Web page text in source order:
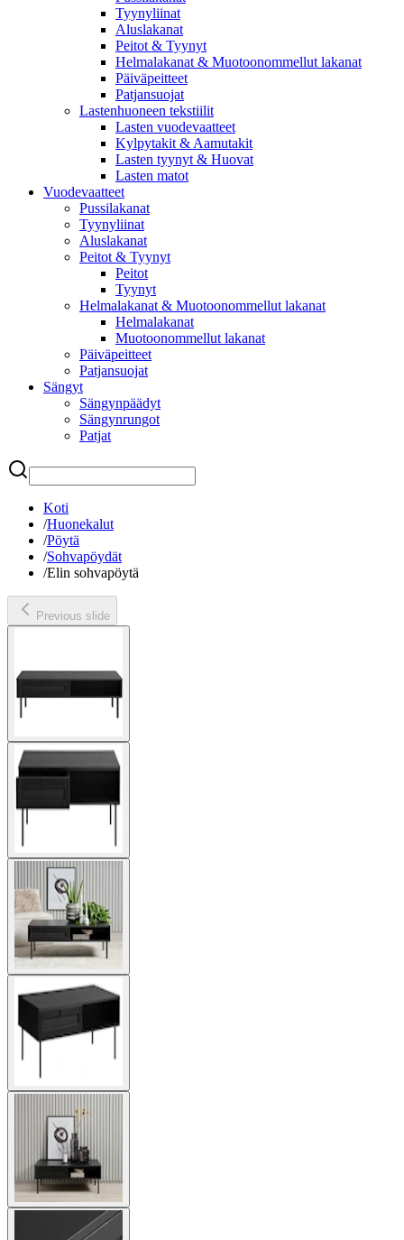
Tyynyliinat
Aluslakanat
Peitot & Tyynyt
Helmalakanat & Muotoonommellut lakanat
Päiväpeitteet
Patjansuojat
Lastenhuoneen tekstiilit
Lasten vuodevaatteet
Kylpytakit & Aamutakit
Lasten tyynyt & Huovat
Lasten matot
Vuodevaatteet
Pussilakanat
Tyynyliinat
Aluslakanat
Peitot & Tyynyt
Peitot
Tyynyt
Helmalakanat & Muotoonommellut lakanat
Helmalakanat
Muotoonommellut lakanat
Päiväpeitteet
Patjansuojat
Sängyt
Sängynpäädyt
Sängynrungot
Patjat
Etsi
Koti
/Huonekalut
/Pöytä
/Sohvapöydät
/Elin sohvapöytä
Previous slide